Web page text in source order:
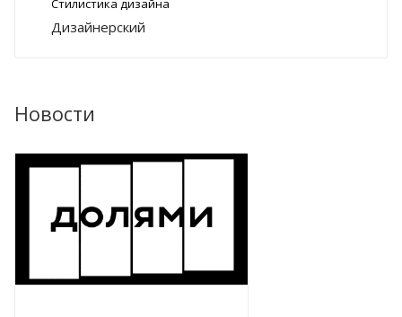
Стилистика дизайна
Дизайнерский
Новости